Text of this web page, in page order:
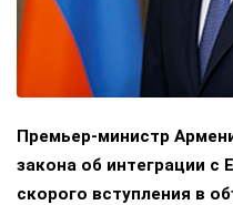
Премьер-министр
закона об интеграции с
скорого вступления в